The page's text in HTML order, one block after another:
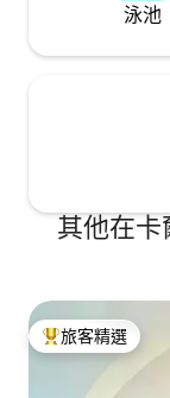
泳池
其他在
旅客精選榜首
旅客精選